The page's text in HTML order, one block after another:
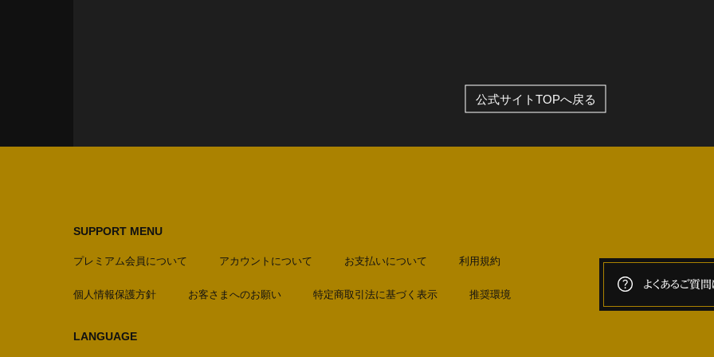
公式サイトTOPへ戻る
SUPPORT MENU
プレミアム会員について アカウントについて お支払いについて 利用規約
個人情報保護方針 お客さまへのお願い 特定商取引法に基づく表示 推奨環境
LANGUAGE
よくあるご質問